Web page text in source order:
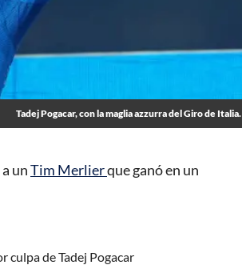
Tadej Pogacar, con la maglia azzurra del Giro de Italia.
unTim Merlierque ganó en un
culpa de Tadej Pogacar